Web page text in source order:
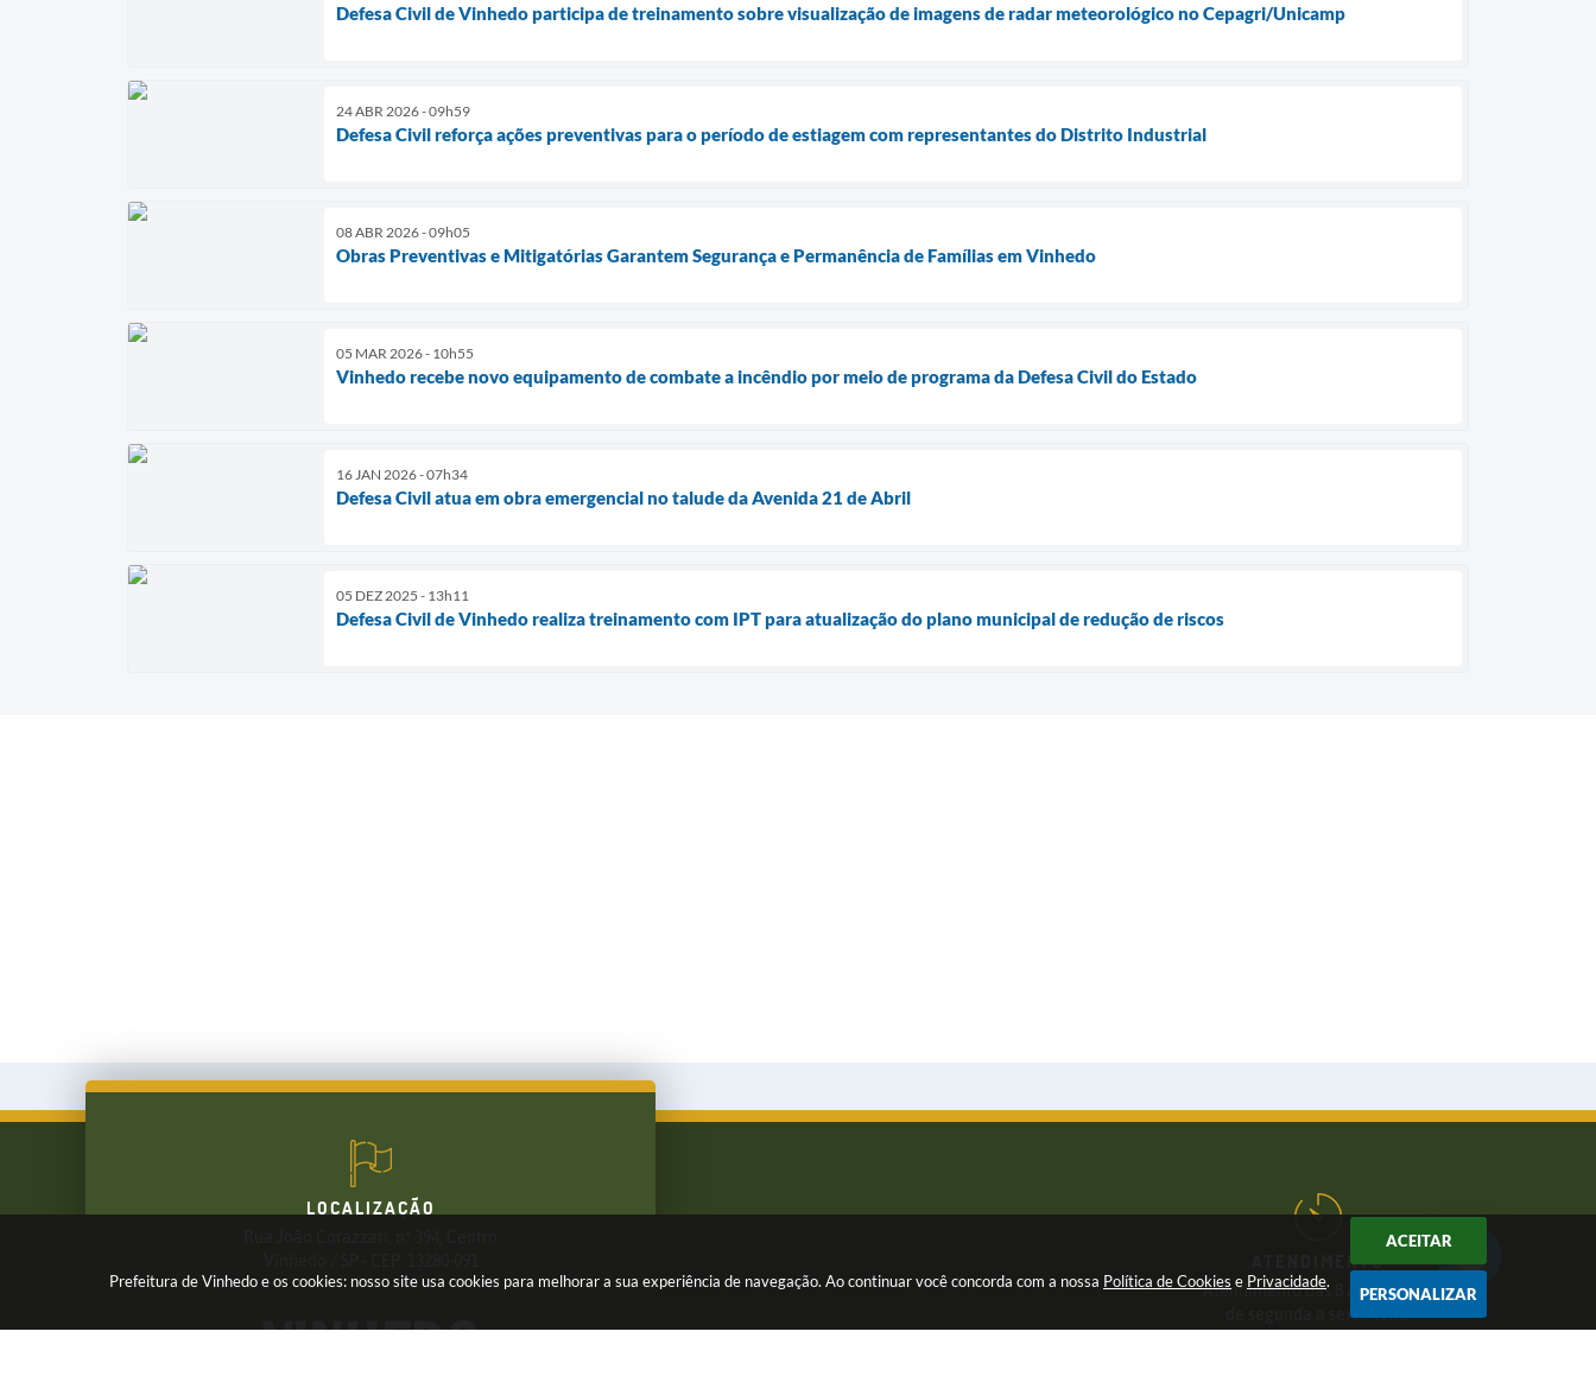
Prefeitura de Vinhedo e os cookies: nosso site usa cookies para melhorar a sua experiência de navegação. Ao continuar você concorda com a nossa Política de Cookies e Privacidade.
ACEITAR
PERSONALIZAR
Defesa Civil de Vinhedo participa de treinamento sobre visualização de imagens de radar meteorológico no Cepagri/Unicamp
24 ABR 2026 - 09h59
Defesa Civil reforça ações preventivas para o período de estiagem com representantes do Distrito Industrial
08 ABR 2026 - 09h05
Obras Preventivas e Mitigatórias Garantem Segurança e Permanência de Famílias em Vinhedo
05 MAR 2026 - 10h55
Vinhedo recebe novo equipamento de combate a incêndio por meio de programa da Defesa Civil do Estado
16 JAN 2026 - 07h34
Defesa Civil atua em obra emergencial no talude da Avenida 21 de Abril
05 DEZ 2025 - 13h11
Defesa Civil de Vinhedo realiza treinamento com IPT para atualização do plano municipal de redução de riscos
(19) 3826-7800
ATENDIMENTO
Atendimento das 8 às 17 horas,
de segunda a sexta-feira
LOCALIZAÇÃO